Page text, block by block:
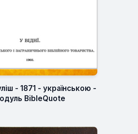
- 1871 - українською -
BibleQuote